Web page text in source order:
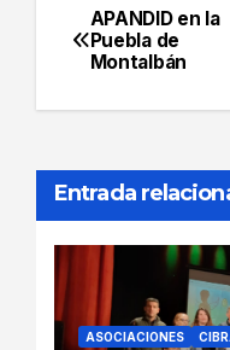
de
APANDID en la
Puebla de
Montalbán
Entrada
ASOCIACIONES